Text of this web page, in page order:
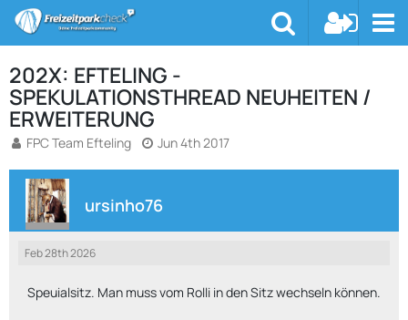
202X: EFTELING -
SPEKULATIONSTHREAD NEUHEITEN /
ERWEITERUNG
FPC Team Efteling Jun 4th 2017
ursinho76
Feb 28th 2026
Speuialsitz. Man muss vom Rolli in den Sitz wechseln können.